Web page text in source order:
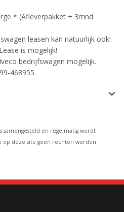
* (Afleverpakket + 3mnd
leasen kan natuurlijk ook!
is mogelijk!
bedrijfswagen mogelijk.
468955.
samengesteld en regelmatig wordt
deze site geen rechten worden